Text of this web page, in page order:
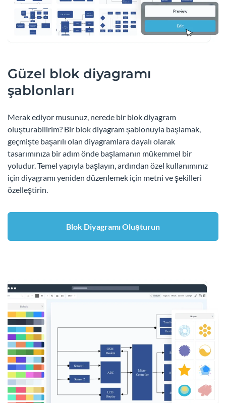
Güzel blok diyagramı
şablonları
Merak ediyor musunuz, nerede bir blok diyagram
oluşturabilirim? Bir blok diyagram şablonuyla başlamak,
geçmişte başarılı olan diyagramlara dayalı olarak
tasarımınıza bir adım önde başlamanın mükemmel bir
yoludur. Temel yapıyla başlayın, ardından özel kullanımınız
için diyagramı yeniden düzenlemek için metni ve şekilleri
özelleştirin.
Blok Diyagramı Oluşturun